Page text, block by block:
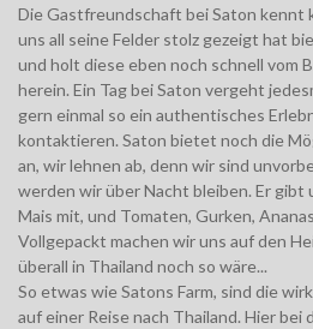
Die Gastfreundschaft bei Saton kennt
uns all seine Felder stolz gezeigt hat
und holt diese eben noch schnell vom
herein. Ein Tag bei Saton vergeht
gern einmal so ein authentisches
kontaktieren. Saton bietet noch die
an, wir lehnen ab, denn wir sind
werden wir über Nacht bleiben. Er
Mais mit, und Tomaten, Gurken,
Vollgepackt machen wir uns auf den
überall in Thailand noch so wäre...
So etwas wie Satons Farm, sind die
auf einer Reise nach Thailand. Hier bei